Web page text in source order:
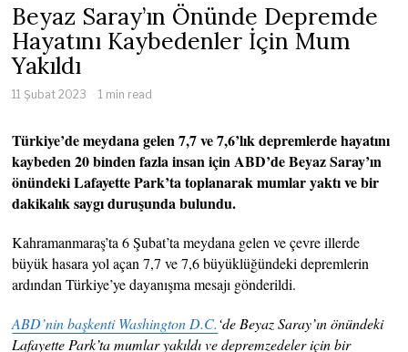
Beyaz Saray’ın Önünde Depremde
Hayatını Kaybedenler İçin Mum
Yakıldı
11 Şubat 2023 1 min read
Türkiye’de meydana gelen 7,7 ve 7,6’lık depremlerde hayatını
kaybeden 20 binden fazla insan için ABD’de Beyaz Saray’ın
önündeki Lafayette Park’ta toplanarak mumlar yaktı ve bir
dakikalık saygı duruşunda bulundu.
Kahramanmaraş’ta 6 Şubat’ta meydana gelen ve çevre illerde
büyük hasara yol açan 7,7 ve 7,6 büyüklüğündeki depremlerin
ardından Türkiye’ye dayanışma mesajı gönderildi.
ABD’nin başkenti Washington D.C.‘de Beyaz Saray’ın önündeki
Lafayette Park’ta mumlar yakıldı ve depremzedeler için bir